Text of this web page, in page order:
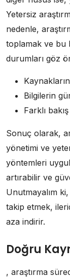
Yetersiz
nedenle,
toplamak ve bu
durumları göz
Bilgilerin
Farklı bakış
Sonuç olarak,
yönetimi ve
yöntemleri
artırabilir ve
Unutmayalım
takip etmek,
aza indirir.
Doğru
, araştırma